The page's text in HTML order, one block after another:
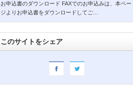
お申込書のダウンロード FAXでのお申込みは、本ペー
ジよりお申込書をダウンロードしてご…
このサイトをシェア